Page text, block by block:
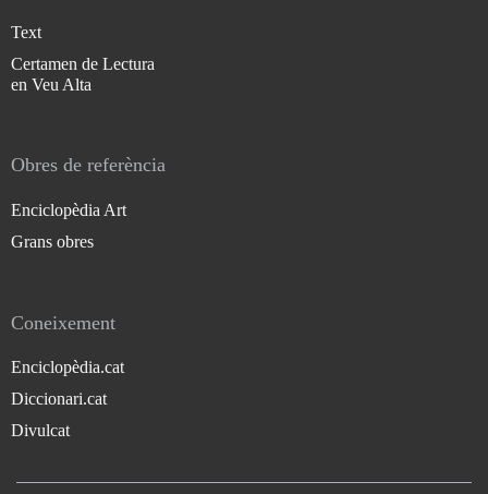
Text
Certamen de Lectura
en Veu Alta
Obres de referència
Enciclopèdia Art
Grans obres
Coneixement
Enciclopèdia.cat
Diccionari.cat
Divulcat